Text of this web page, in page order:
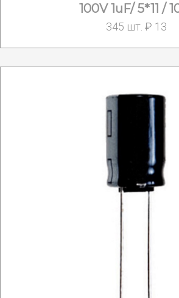
100V 1uF/ 5*11 /
345 шт. ₽ 13